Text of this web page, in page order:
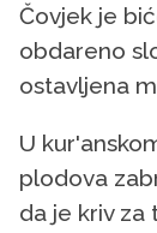
Čovjek je
obdareno
ostavljena
U
plodova
da je kriv za